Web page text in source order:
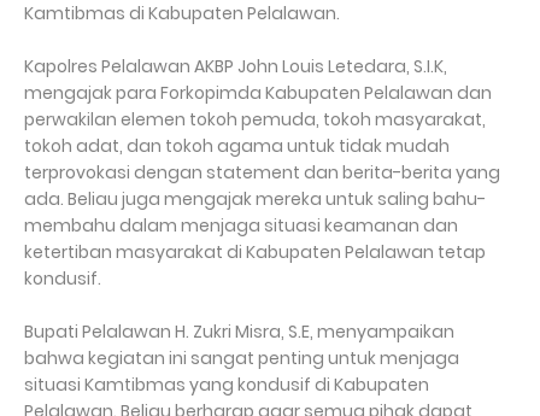
Kamtibmas di Kabupaten Pelalawan.
Kapolres Pelalawan AKBP John Louis Letedara, S.I.K,
mengajak para Forkopimda Kabupaten Pelalawan dan
perwakilan elemen tokoh pemuda, tokoh masyarakat,
tokoh adat, dan tokoh agama untuk tidak mudah
terprovokasi dengan statement dan berita-berita yang
ada. Beliau juga mengajak mereka untuk saling bahu-
membahu dalam menjaga situasi keamanan dan
ketertiban masyarakat di Kabupaten Pelalawan tetap
kondusif.
Bupati Pelalawan H. Zukri Misra, S.E, menyampaikan
bahwa kegiatan ini sangat penting untuk menjaga
situasi Kamtibmas yang kondusif di Kabupaten
Pelalawan. Beliau berharap agar semua pihak dapat